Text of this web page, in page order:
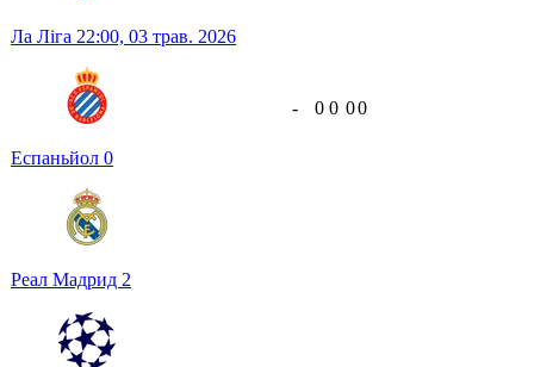
Ла Ліга 22:00, 03 трав. 2026
Еспаньйол 0
Реал Мадрид 2
- 0 0 00